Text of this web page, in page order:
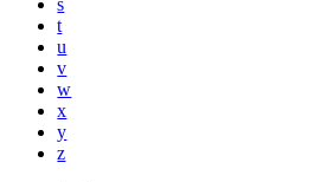
s
t
u
v
w
x
y
z